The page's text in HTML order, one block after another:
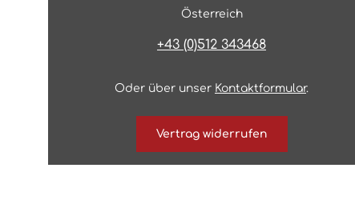
Österreich
+43 (0)512 343468
Oder über unser Kontaktformular.
Vertrag widerrufen